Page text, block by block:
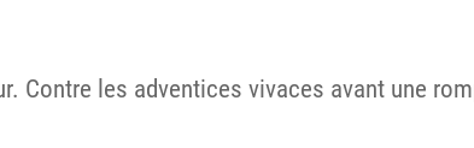
Contre les adventices vivaces avant une